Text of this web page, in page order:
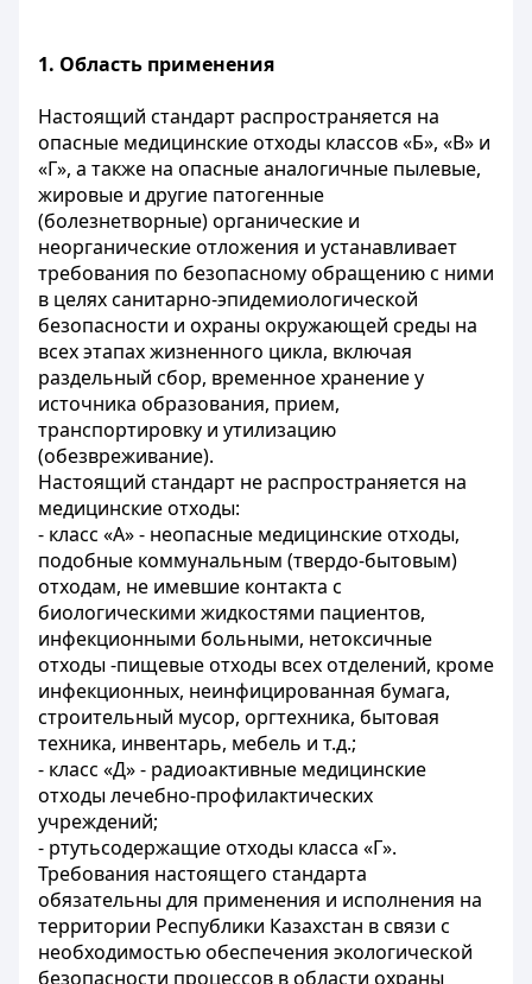
1. Область применения
Настоящий стандарт распространяется на
опасные медицинские отходы классов «Б», «В» и
«Г», а также на опасные аналогичные пылевые,
жировые и другие патогенные
(болезнетворные) органические и
неорганические отложения и устанавливает
требования по безопасному обращению с ними
в целях санитарно-эпидемиологической
безопасности и охраны окружающей среды на
всех этапах жизненного цикла, включая
раздельный сбор, временное хранение у
источника образования, прием,
транспортировку и утилизацию
(обезвреживание).
Настоящий стандарт не распространяется на
медицинские отходы:
- класс «А» - неопасные медицинские отходы,
подобные коммунальным (твердо-бытовым)
отходам, не имевшие контакта с
биологическими жидкостями пациентов,
инфекционными больными, нетоксичные
отходы -пищевые отходы всех отделений, кроме
инфекционных, неинфицированная бумага,
строительный мусор, оргтехника, бытовая
техника, инвентарь, мебель и т.д.;
- класс «Д» - радиоактивные медицинские
отходы лечебно-профилактических
учреждений;
- ртутьсодержащие отходы класса «Г».
Требования настоящего стандарта
обязательны для применения и исполнения на
территории Республики Казахстан в связи с
необходимостью обеспечения экологической
безопасности процессов в области охраны